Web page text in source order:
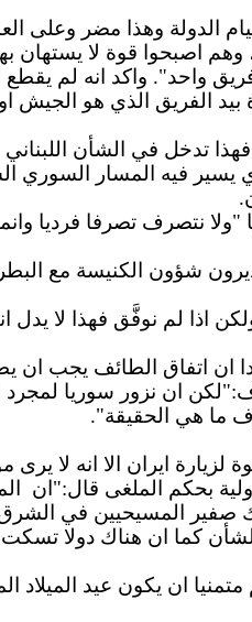
الدولة وهذا مضر وعلى
وهم اصبحوا قوة لا يستهان
واحد". واكد انه لم يقطع
بيد الفريق الذي هو الجيش
فهذا تدخل في الشأن اللبناني
يسير فيه المسار السوري
"ولا نتصرف تصرفا فرديا
شؤون الكنيسة مع
لم نوفَّق فهذا لا يدل
ان اتفاق الطائف يجب ان
ان نزور سوريا لمجرد
ما هي الحقيقة".
ايران الا انه لا يرى
بحكم الملغى قال:"ان
صفير المسيحيين في
كما ان هناك دولا
ان يكون عيد الميلاد